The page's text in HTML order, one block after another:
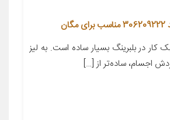
در بلبرینگ بسیار ساده است. به لیز
اجسام، ساده‌تر از […]